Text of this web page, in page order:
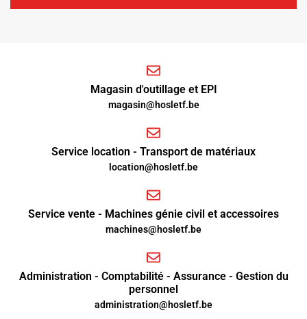
Magasin d'outillage et EPI
magasin@hosletf.be
Service location - Transport de matériaux
location@hosletf.be
Service vente - Machines génie civil et accessoires
machines@hosletf.be
Administration - Comptabilité - Assurance - Gestion du
personnel
administration@hosletf.be